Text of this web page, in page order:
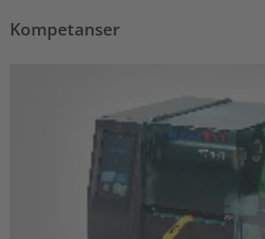
Kompetanser